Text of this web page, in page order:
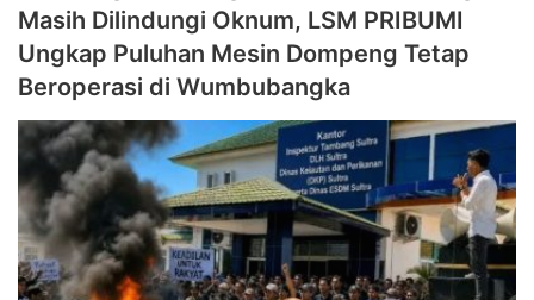
Masih Dilindungi Oknum, LSM PRIBUMI
Ungkap Puluhan Mesin Dompeng Tetap
Beroperasi di Wumbubangka